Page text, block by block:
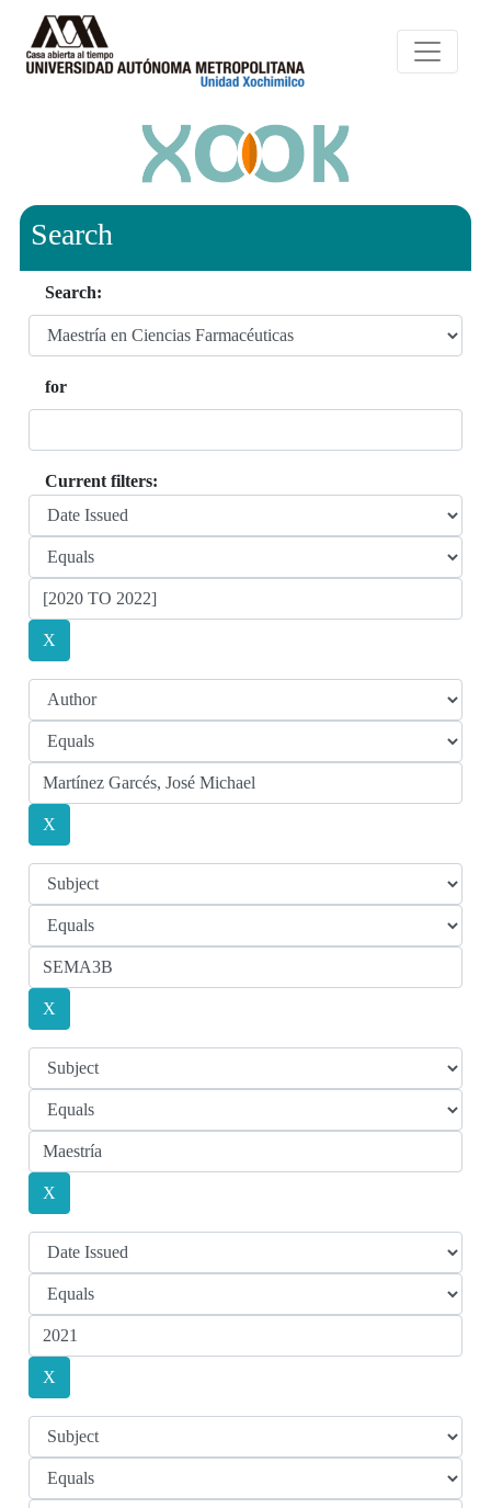
Search
Search:
for
Current filters: